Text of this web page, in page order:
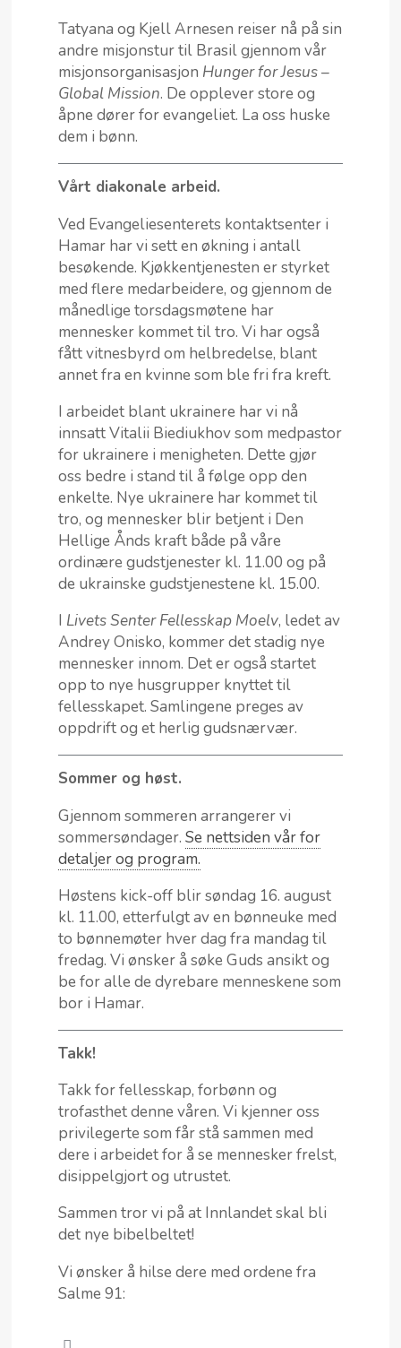
Tatyana og Kjell Arnesen reiser nå på sin
andre misjonstur til Brasil gjennom vår
misjonsorganisasjon Hunger for Jesus –
Global Mission. De opplever store og
åpne dører for evangeliet. La oss huske
dem i bønn.
Vårt diakonale arbeid.
Ved Evangeliesenterets kontaktsenter i
Hamar har vi sett en økning i antall
besøkende. Kjøkkentjenesten er styrket
med flere medarbeidere, og gjennom de
månedlige torsdagsmøtene har
mennesker kommet til tro. Vi har også
fått vitnesbyrd om helbredelse, blant
annet fra en kvinne som ble fri fra kreft.
I arbeidet blant ukrainere har vi nå
innsatt Vitalii Biediukhov som medpastor
for ukrainere i menigheten. Dette gjør
oss bedre i stand til å følge opp den
enkelte. Nye ukrainere har kommet til
tro, og mennesker blir betjent i Den
Hellige Ånds kraft både på våre
ordinære gudstjenester kl. 11.00 og på
de ukrainske gudstjenestene kl. 15.00.
I Livets Senter Fellesskap Moelv, ledet av
Andrey Onisko, kommer det stadig nye
mennesker innom. Det er også startet
opp to nye husgrupper knyttet til
fellesskapet. Samlingene preges av
oppdrift og et herlig gudsnærvær.
Sommer og høst.
Gjennom sommeren arrangerer vi
sommersøndager. Se nettsiden vår for
detaljer og program.
Høstens kick-off blir søndag 16. august
kl. 11.00, etterfulgt av en bønneuke med
to bønnemøter hver dag fra mandag til
fredag. Vi ønsker å søke Guds ansikt og
be for alle de dyrebare menneskene som
bor i Hamar.
Takk!
Takk for fellesskap, forbønn og
trofasthet denne våren. Vi kjenner oss
privilegerte som får stå sammen med
dere i arbeidet for å se mennesker frelst,
disippelgjort og utrustet.
Sammen tror vi på at Innlandet skal bli
det nye bibelbeltet!
Vi ønsker å hilse dere med ordene fra
Salme 91: